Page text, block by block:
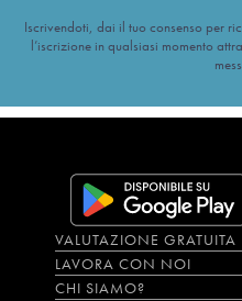
Iscrivendoti, dai il tuo consenso per
l’iscrizione in qualsiasi momento
VALUTAZIONE GRATUITA
LAVORA CON NOI
CHI SIAMO?